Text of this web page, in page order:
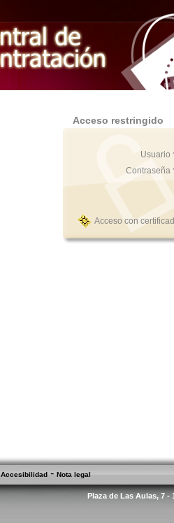
Acceso restringido
Usuario
Contraseña
Acceso con
Accesibilidad - Nota legal
Plaza de Las Aulas, 7 -